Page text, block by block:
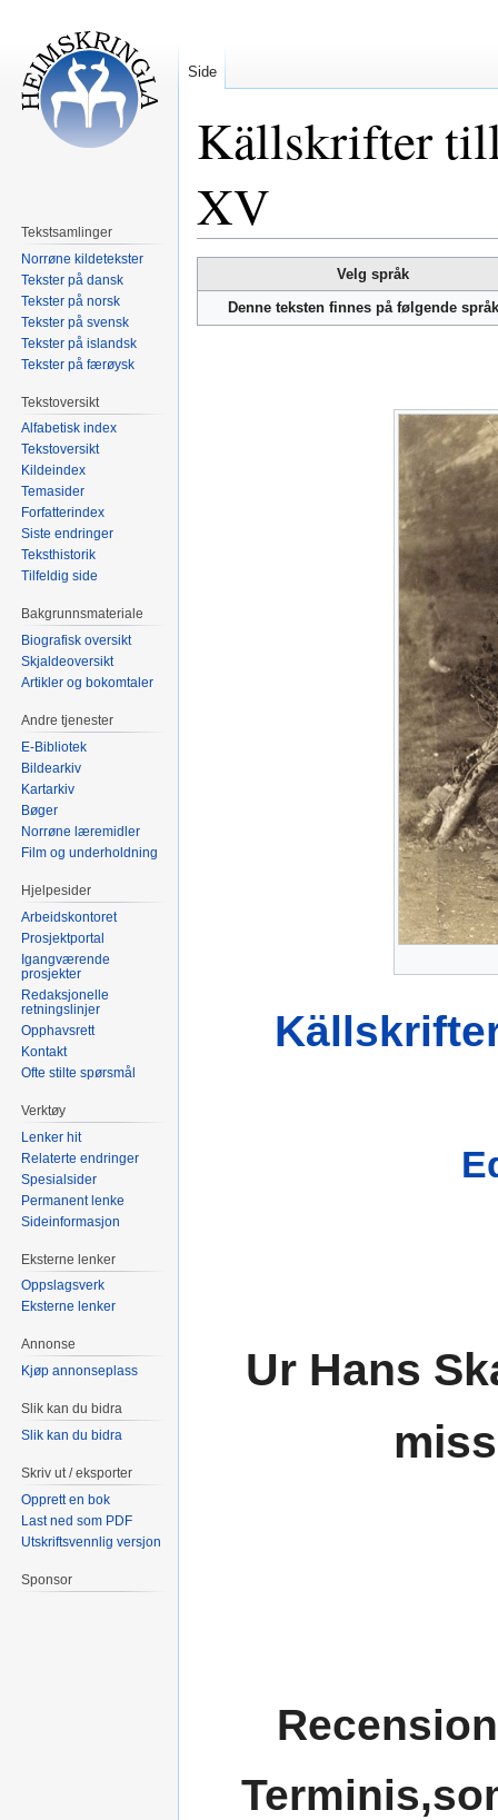
Källskrifter
XV
til
navigering
til
Velg språk
Denne teksten finnes på følgende
Ur Hans
Side
Tekstsamlinger
Norrøne kildetekster
Tekster på dansk
Tekster på norsk
Tekster på svensk
Tekster på islandsk
Tekster på færøysk
Tekstoversikt
Alfabetisk index
Tekstoversikt
Kildeindex
Temasider
Forfatterindex
Siste endringer
Teksthistorik
Tilfeldig side
Bakgrunnsmateriale
Biografisk oversikt
Skjaldeoversikt
Artikler og bokomtaler
Andre tjenester
E-Bibliotek
Bildearkiv
Kartarkiv
Bøger
Norrøne læremidler
Film og underholdning
Hjelpesider
Arbeidskontoret
Prosjektportal
Igangværende
prosjekter
Redaksjonelle
retningslinjer
Opphavsrett
Kontakt
Ofte stilte spørsmål
Verktøy
Lenker hit
Relaterte endringer
Spesialsider
Permanent lenke
Sideinformasjon
Eksterne lenker
Oppslagsverk
Eksterne lenker
Annonse
Kjøp annonseplass
Slik kan du bidra
Slik kan du bidra
Skriv ut / eksporter
Opprett en bok
Last ned som PDF
Utskriftsvennlig versjon
Sponsor